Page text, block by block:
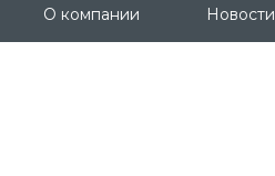
д. 3 c1,О компании Новости